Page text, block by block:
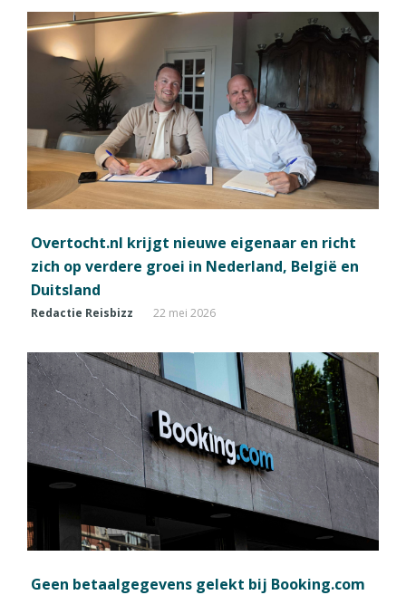
Overtocht.nl krijgt nieuwe eigenaar en richt
zich op verdere groei in Nederland, België en
Duitsland
Redactie Reisbizz 22 mei 2026
Geen betaalgegevens gelekt bij Booking.com